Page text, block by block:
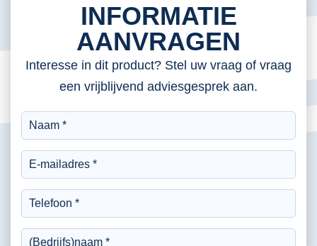
INFORMATIE
AANVRAGEN
Interesse in dit product? Stel uw vraag of vraag
een vrijblijvend adviesgesprek aan.